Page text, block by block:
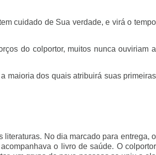
cuidado de Sua verdade, e virá o tempo
do colportor, muitos nunca ouviriam a
maioria dos quais atribuirá suas primeiras
literaturas. No dia marcado para entrega, o
o livro de saúde. O colportor